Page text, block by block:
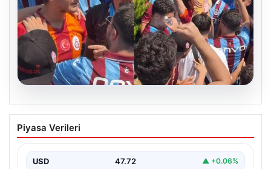
Mohamed Salah’ı karşılamaya gelen
Galatasaraylı taraftarı pişman ettiler!
Piyasa Verileri
USD 47.72 ▲ +0.06%